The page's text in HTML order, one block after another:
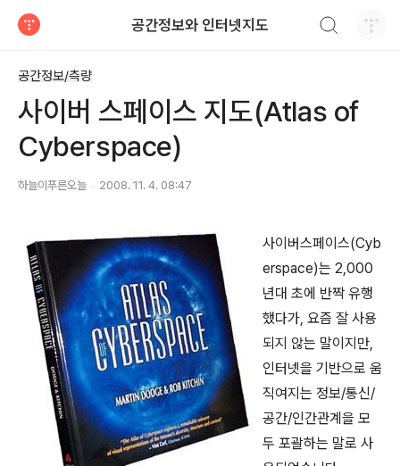
공간정보와 인터넷지도
공간정보/측량
사이버 스페이스 지도(Atlas of
Cyberspace)
하늘이푸른오늘 2008. 11. 4. 08:47
사이버스페이스(Cyb
erspace)는 2,000
년대 초에 반짝 유행
했다가, 요즘 잘 사용
되지 않는 말이지만,
인터넷을 기반으로 움
직여지는 정보/통신/
공간/인간관계을 모
두 포괄하는 말로 사